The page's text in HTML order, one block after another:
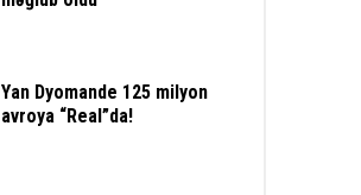
Yan Dyomande 125 milyon
avroya “Real”da!